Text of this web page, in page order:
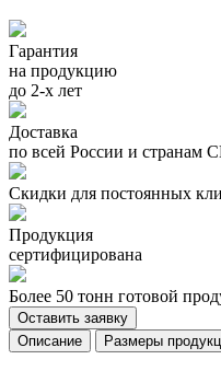
Гарантия
на продукцию
до 2-х лет
Доставка
по всей России и странам
Скидки для постоянных
Продукция
сертифицирована
Более 50 тонн готовой
Оставить заявку
Описание
Размеры